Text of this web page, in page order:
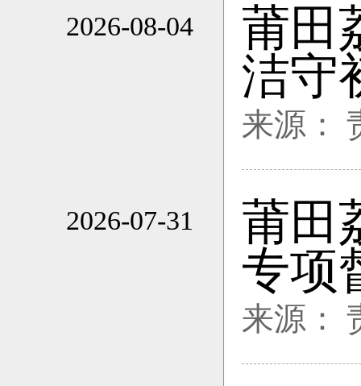
2026-08-04
莆田
洁守
来源：
2026-07-31
莆田
专项
来源：